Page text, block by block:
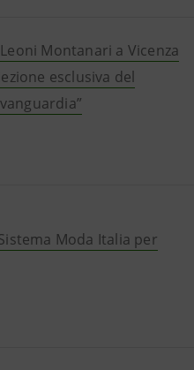
Montanari a Vicenza
esclusiva del
Moda Italia per